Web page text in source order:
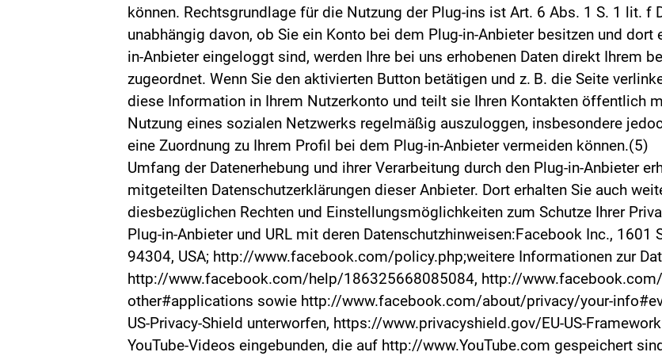
können. Rechtsgrundlage für die Nutzung der Plug-ins ist Art. 6 Abs. 1 S. 1 lit.
unabhängig davon, ob Sie ein Konto bei dem Plug-in-Anbieter besitzen und
in-Anbieter eingeloggt sind, werden Ihre bei uns erhobenen Daten direkt Ihrem
zugeordnet. Wenn Sie den aktivierten Button betätigen und z. B. die Seite
diese Information in Ihrem Nutzerkonto und teilt sie Ihren Kontakten öffentlich
Nutzung eines sozialen Netzwerks regelmäßig auszuloggen, insbesondere
eine Zuordnung zu Ihrem Profil bei dem Plug-in-Anbieter vermeiden
Umfang der Datenerhebung und ihrer Verarbeitung durch den Plug-in-Anbieter
mitgeteilten Datenschutzerklärungen dieser Anbieter. Dort erhalten Sie auch
diesbezüglichen Rechten und Einstellungsmöglichkeiten zum Schutze Ihrer
Plug-in-Anbieter und URL mit deren Datenschutzhinweisen:Facebook Inc., 1601
94304, USA; http://www.facebook.com/policy.php;weitere Informationen zur
http://www.facebook.com/help/186325668085084, http://
other#applications sowie http://www.facebook.com/about/privacy/your-
US-Privacy-Shield unterworfen, https://www.privacyshield.gov/EU-US-
YouTube-Videos eingebunden, die auf http://www.YouTube.com gespeichert